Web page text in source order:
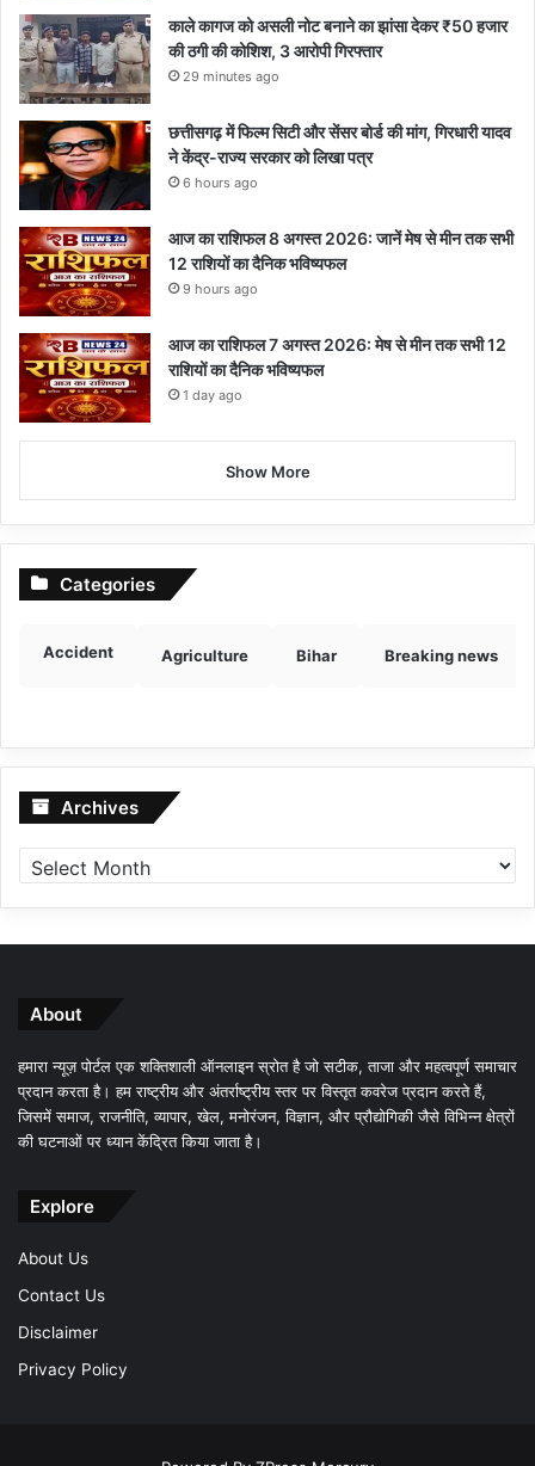
काले कागज को असली नोट बनाने का झांसा देकर ₹50 हजार
की ठगी की कोशिश, 3 आरोपी गिरफ्तार
29 minutes ago
छत्तीसगढ़ में फिल्म सिटी और सेंसर बोर्ड की मांग, गिरधारी यादव
ने केंद्र-राज्य सरकार को लिखा पत्र
6 hours ago
आज का राशिफल 8 अगस्त 2026: जानें मेष से मीन तक सभी
12 राशियों का दैनिक भविष्यफल
9 hours ago
आज का राशिफल 7 अगस्त 2026: मेष से मीन तक सभी 12
राशियों का दैनिक भविष्यफल
1 day ago
Show More
Categories
Accident Agriculture Bihar Breaking news
Archives Archives
About
हमारा न्यूज़ पोर्टल एक शक्तिशाली ऑनलाइन स्रोत है जो सटीक, ताजा और महत्वपूर्ण समाचार
प्रदान करता है। हम राष्ट्रीय और अंतर्राष्ट्रीय स्तर पर विस्तृत कवरेज प्रदान करते हैं,
जिसमें समाज, राजनीति, व्यापार, खेल, मनोरंजन, विज्ञान, और प्रौद्योगिकी जैसे विभिन्न क्षेत्रों
की घटनाओं पर ध्यान केंद्रित किया जाता है।
Explore
About Us
Contact Us
Disclaimer
Privacy Policy